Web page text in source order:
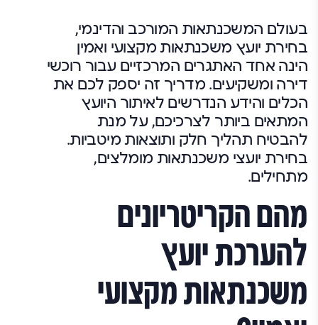
בעולם המשכנתאות המורכב והדינמי,
בחירת יועץ משכנתאות מקצועי ואמין
הינה אחד האתגרים המרכזיים עבור רוכשי
דירה ומשקיעים. מדריך זה יספק לכם את
הכלים והידע הנדרשים לאיתור היועץ
המתאים ביותר לצרכיכם, על מנת
להבטיח תהליך חלק ותוצאות מיטביות.
בחירת יועצי משכנתאות מומלצים,
מתחילים.
מהם הקריטריונים
להערכת יועץ
משכנתאות מקצועי